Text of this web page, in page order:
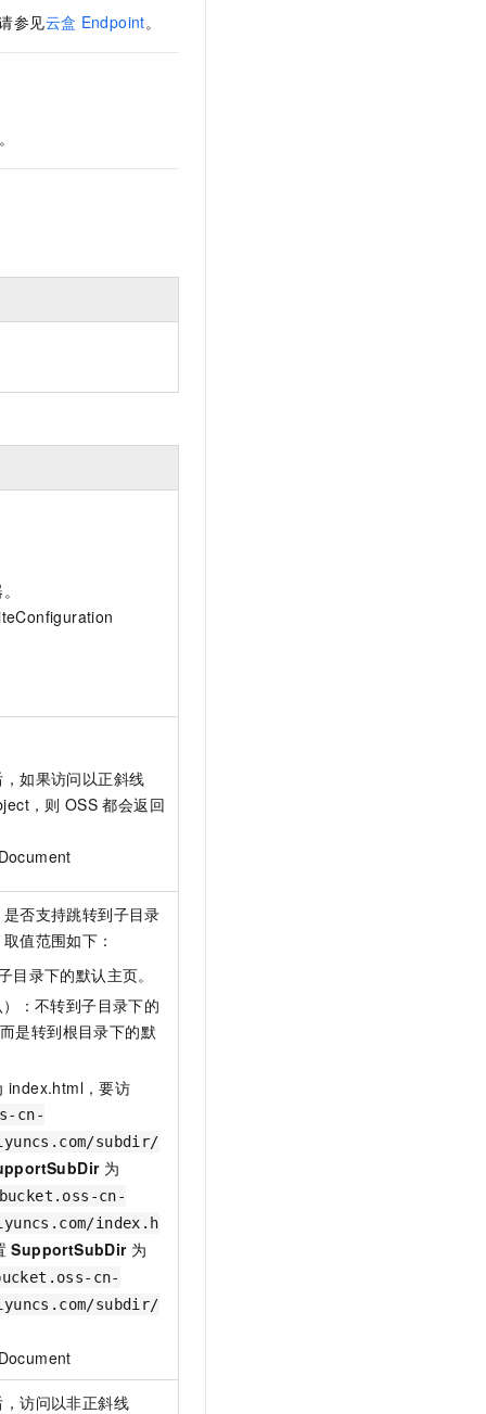
参见云盒 Endpoint。
。
如果访问以正斜线
，则 OSS 都会返回
否支持跳转到子目录
值范围如下：
目录下的默认主页。
）：不转到子目录下的
是转到根目录下的默
index.html，要访
cn-
subdir/
为
bucket.oss-cn-
index.h
SupportSubDir 为
cn-
subdir/
访问以非正斜线